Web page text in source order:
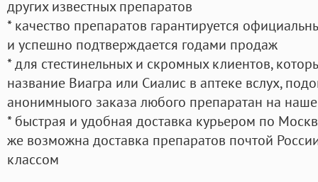
других известных препаратов
* качество препаратов гарантируется
и успешно подтверждается годами продаж
* для стестинельных и скромных клиентов,
название Виагра или Сиалис в аптеке вслух,
анонимныого заказа любого препаратан на
* быстрая и удобная доставка курьером по
же возможна доставка препаратов почтой
классом